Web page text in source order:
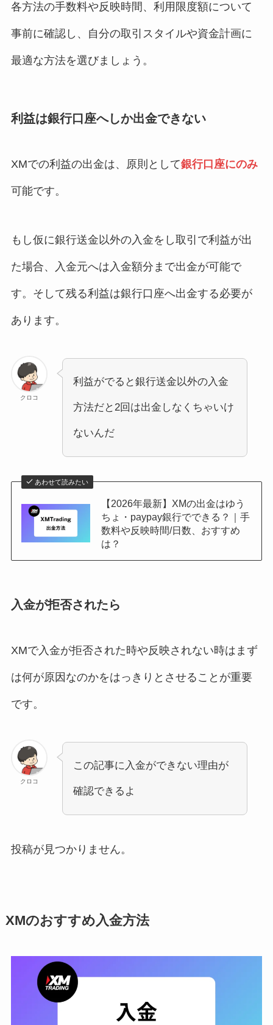
各方法の手数料や反映時間、利用限度額について
事前に確認し、自分の取引スタイルや資金計画に
最適な方法を選びましょう。
利益は銀行口座へしか出金できない
XMでの利益の出金は、原則として銀行口座にのみ
可能です。
もし仮に銀行送金以外の入金をし取引で利益が出
た場合、入金元へは入金額分まで出金が可能で
す。そして残る利益は銀行口座へ出金する必要が
あります。
クロコ
利益がでると銀行送金以外の入金
方法だと2回は出金しなくちゃいけ
ないんだ
あわせて読みたい
【2026年最新】XMの出金はゆう
ちょ・paypay銀行でできる？｜手
数料や反映時間/日数、おすすめ
は？
入金が拒否されたら
XMで入金が拒否された時や反映されない時はまず
は何が原因なのかをはっきりとさせることが重要
です。
クロコ
この記事に入金ができない理由が
確認できるよ
投稿が見つかりません。
XMのおすすめ入金方法